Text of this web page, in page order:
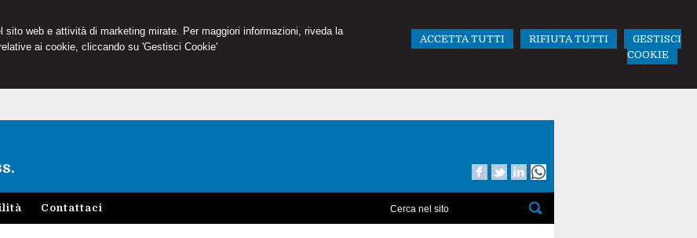
web e attività di marketing mirate. Per maggiori informazioni, riveda la
ai cookie, cliccando su 'Gestisci Cookie'
ACCETTA TUTTI RIFIUTA TUTTI
GESTISCI
COOKIE
Contattaci